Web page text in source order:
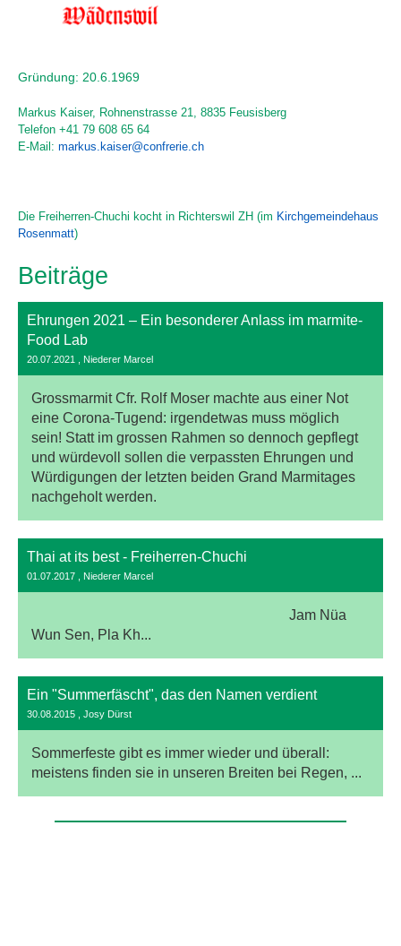
Gründung: 20.6.1969
Markus Kaiser, Rohnenstrasse 21, 8835 Feusisberg
Telefon +41 79 608 65 64
E-Mail: markus.kaiser@confrerie.ch
Die Freiherren-Chuchi kocht in Richterswil ZH (im Kirchgemeindehaus
Rosenmatt)
Beiträge
Ehrungen 2021 – Ein besonderer Anlass im marmite-
Food Lab
20.07.2021 , Niederer Marcel
Grossmarmit Cfr. Rolf Moser machte aus einer Not
eine Corona-Tugend: irgendetwas muss möglich
sein! Statt im grossen Rahmen so dennoch gepflegt
und würdevoll sollen die verpassten Ehrungen und
Würdigungen der letzten beiden Grand Marmitages
nachgeholt werden.
Thai at its best - Freiherren-Chuchi
01.07.2017 , Niederer Marcel
Jam Nüa
Wun Sen, Pla Kh...
Ein "Summerfäscht", das den Namen verdient
30.08.2015 , Josy Dürst
Sommerfeste gibt es immer wieder und überall:
meistens finden sie in unseren Breiten bei Regen, ...